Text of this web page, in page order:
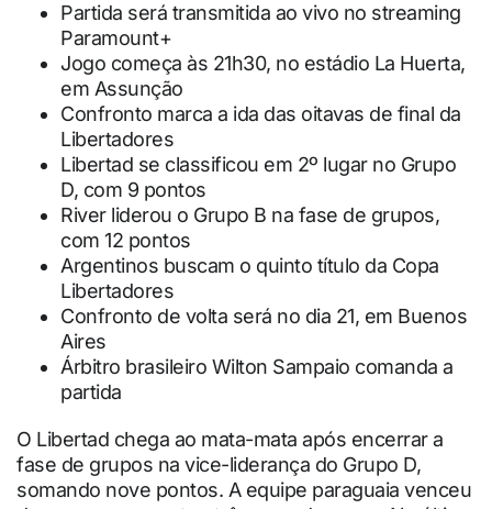
Partida será transmitida ao vivo no streaming
Paramount+
Jogo começa às 21h30, no estádio La Huerta,
em Assunção
Confronto marca a ida das oitavas de final da
Libertadores
Libertad se classificou em 2º lugar no Grupo
D, com 9 pontos
River liderou o Grupo B na fase de grupos,
com 12 pontos
Argentinos buscam o quinto título da Copa
Libertadores
Confronto de volta será no dia 21, em Buenos
Aires
Árbitro brasileiro Wilton Sampaio comanda a
partida
O Libertad chega ao mata-mata após encerrar a
fase de grupos na vice-liderança do Grupo D,
somando nove pontos. A equipe paraguaia venceu